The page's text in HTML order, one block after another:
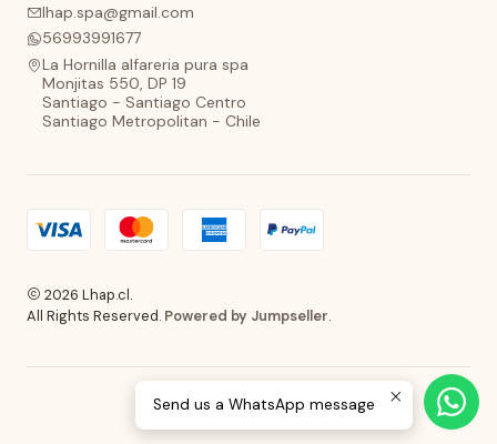
lhap.spa@gmail.com
56993991677
La Hornilla alfareria pura spa
Monjitas 550, DP 19
Santiago - Santiago Centro
Santiago Metropolitan - Chile
2026 Lhap.cl.
All Rights Reserved. Powered by Jumpseller.
BACK TO TOP
Send us a WhatsApp message